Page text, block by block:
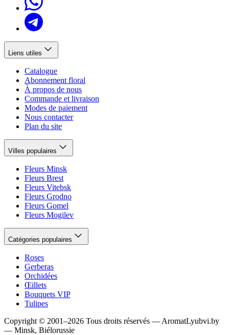
Liens utiles
Catalogue
Abonnement floral
À propos de nous
Commande et livraison
Modes de paiement
Nous contacter
Plan du site
Villes populaires
Fleurs Minsk
Fleurs Brest
Fleurs Vitebsk
Fleurs Grodno
Fleurs Gomel
Fleurs Mogilev
Catégories populaires
Roses
Gerberas
Orchidées
Œillets
Bouquets VIP
Tulipes
Copyright © 2001–2026 Tous droits réservés — AromatLyubvi.by
— Minsk, Biélorussie